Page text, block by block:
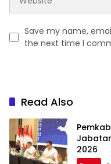
Save my name,
the next time I
Read Also
2026